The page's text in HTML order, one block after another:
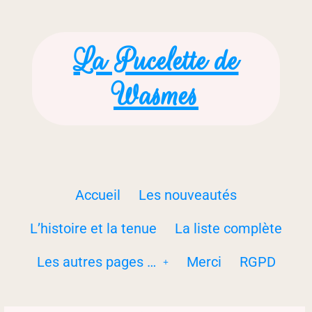
La Pucelette de
Wasmes
Accueil
Les nouveautés
L’histoire et la tenue
La liste complète
Les autres pages …
Merci RGPD